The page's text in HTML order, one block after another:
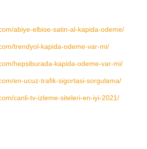
abiye-elbise-satin-al-kapida-odeme/
trendyol-kapida-odeme-var-mi/
hepsiburada-kapida-odeme-var-mi/
en-ucuz-trafik-sigortasi-sorgulama/
canli-tv-izleme-siteleri-en-iyi-2021/